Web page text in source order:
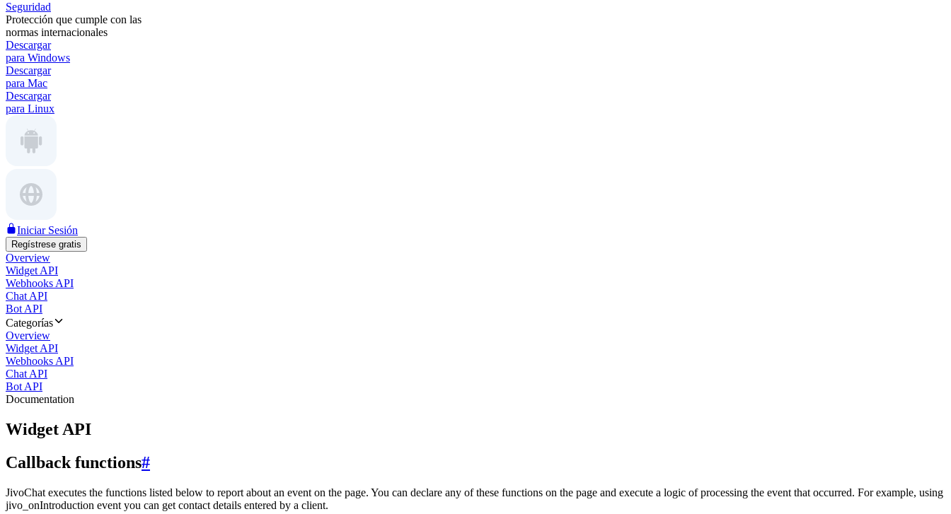
Seguridad
Protección que cumple con las
normas internacionales
Descargar
para Windows
Descargar
para Mac
Descargar
para Linux
Iniciar Sesión
Regístrese gratis
Overview
Widget API
Webhooks API
Chat API
Bot API
Categorías
Overview
Widget API
Webhooks API
Chat API
Bot API
Documentation
Widget API
Callback functions#
JivoChat executes the functions listed below to report about an event on the page. You can declare any of these functions on the page and execute a logic of processing the event that occurred. For example, using
jivo_onIntroduction event you can get contact details entered by a client.